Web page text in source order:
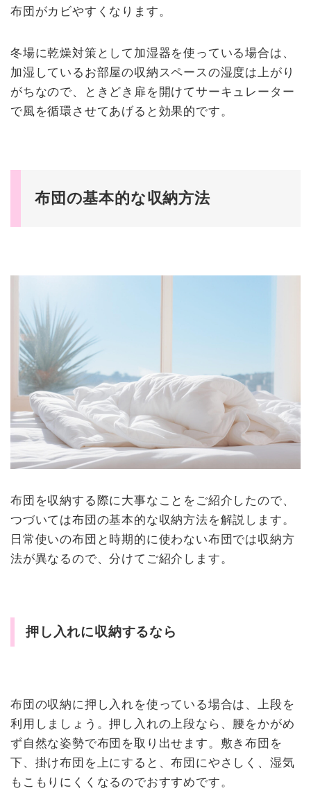
布団がカビやすくなります。
冬場に乾燥対策として加湿器を使っている場合は、
加湿しているお部屋の収納スペースの湿度は上がり
がちなので、ときどき扉を開けてサーキュレーター
で風を循環させてあげると効果的です。
布団の基本的な収納方法
布団を収納する際に大事なことをご紹介したので、
つづいては布団の基本的な収納方法を解説します。
日常使いの布団と時期的に使わない布団では収納方
法が異なるので、分けてご紹介します。
押し入れに収納するなら
布団の収納に押し入れを使っている場合は、上段を
利用しましょう。押し入れの上段なら、腰をかがめ
ず自然な姿勢で布団を取り出せます。敷き布団を
下、掛け布団を上にすると、布団にやさしく、湿気
もこもりにくくなるのでおすすめです。